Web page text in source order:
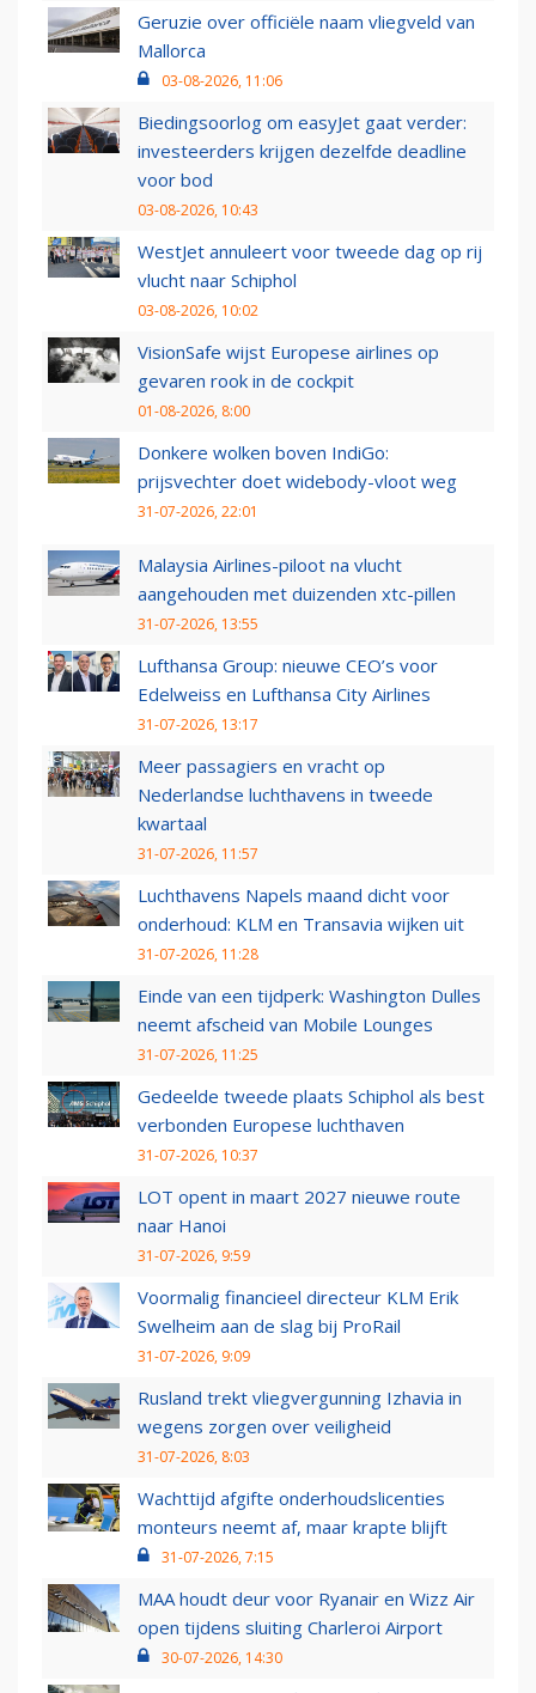
Geruzie over officiële naam vliegveld van
Mallorca
03-08-2026, 11:06
Biedingsoorlog om easyJet gaat verder:
investeerders krijgen dezelfde deadline
voor bod
03-08-2026, 10:43
WestJet annuleert voor tweede dag op rij
vlucht naar Schiphol
03-08-2026, 10:02
VisionSafe wijst Europese airlines op
gevaren rook in de cockpit
01-08-2026, 8:00
Donkere wolken boven IndiGo:
prijsvechter doet widebody-vloot weg
31-07-2026, 22:01
Malaysia Airlines-piloot na vlucht
aangehouden met duizenden xtc-pillen
31-07-2026, 13:55
Lufthansa Group: nieuwe CEO’s voor
Edelweiss en Lufthansa City Airlines
31-07-2026, 13:17
Meer passagiers en vracht op
Nederlandse luchthavens in tweede
kwartaal
31-07-2026, 11:57
Luchthavens Napels maand dicht voor
onderhoud: KLM en Transavia wijken uit
31-07-2026, 11:28
Einde van een tijdperk: Washington Dulles
neemt afscheid van Mobile Lounges
31-07-2026, 11:25
Gedeelde tweede plaats Schiphol als best
verbonden Europese luchthaven
31-07-2026, 10:37
LOT opent in maart 2027 nieuwe route
naar Hanoi
31-07-2026, 9:59
Voormalig financieel directeur KLM Erik
Swelheim aan de slag bij ProRail
31-07-2026, 9:09
Rusland trekt vliegvergunning Izhavia in
wegens zorgen over veiligheid
31-07-2026, 8:03
Wachttijd afgifte onderhoudslicenties
monteurs neemt af, maar krapte blijft
31-07-2026, 7:15
MAA houdt deur voor Ryanair en Wizz Air
open tijdens sluiting Charleroi Airport
30-07-2026, 14:30